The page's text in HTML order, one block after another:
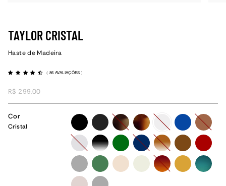
TAYLOR CRISTAL
Haste de Madeira
( 86 AVALIAÇÕES)
R$ 299,00
Cor
Cristal
preto preto-
fosco
tartaruga-
fosco
tartarugacristalazul-
fosco fosco
cristal-
fosco
preto-
degrade
verde-
fosco
azul
caramelo-
degrade
marrom
fosco
grafiteverde champanhe
off-
white
vermelho-
degrade
amarelo-
fosco
verde-
degrade
rose grafite